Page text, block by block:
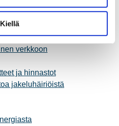
Kiellä
raportointi
ohjaus kiinteistössä
verkkoon
ja hinnastot
jakeluhäiriöistä